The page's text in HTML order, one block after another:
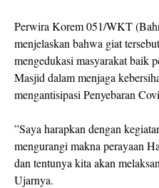
Perwira Korem 051/WKT
menjelaskan bahwa giat
mengedukasi masyarakat baik
Masjid dalam menjaga
mengantisipasi Penyebaran
”Saya harapkan dengan
mengurangi makna perayaan
dan tentunya kita akan
Ujarnya.